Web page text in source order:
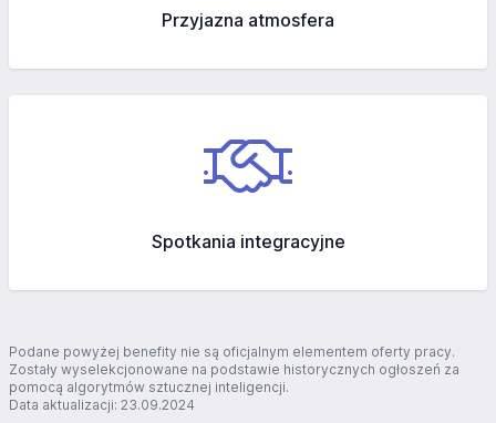
Przyjazna atmosfera
Spotkania integracyjne
Podane powyżej benefity nie są oficjalnym elementem oferty pracy.
Zostały wyselekcjonowane na podstawie historycznych ogłoszeń za
pomocą algorytmów sztucznej inteligencji.
Data aktualizacji: 23.09.2024